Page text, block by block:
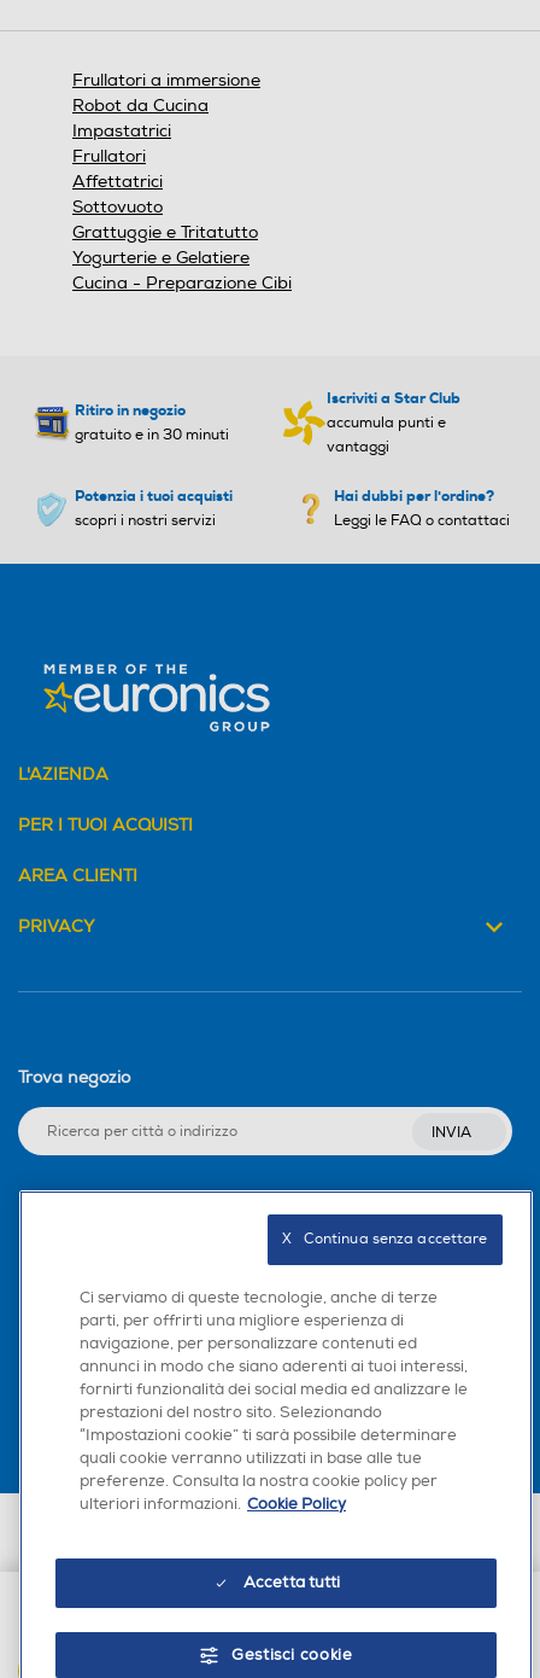
AGGIUNGI AL CARRELLO
Frullatori a immersione
Robot da Cucina
Impastatrici
Frullatori
Affettatrici
Sottovuoto
Grattuggie e Tritatutto
Yogurterie e Gelatiere
Cucina - Preparazione Cibi
Ritiro in negozio
gratuito e in 30 minuti
Iscriviti a Star Club
accumula punti e
vantaggi
Potenzia i tuoi acquisti
scopri i nostri servizi
Hai dubbi per l'ordine?
Leggi le FAQ o contattaci
L'AZIENDA
PER I TUOI ACQUISTI
AREA CLIENTI
PRIVACY
Trova negozio
INVIA
Scarica la nostra app
n. 13337170156. Codice intermediario SDI: HHBD9AK. Vendite soggette
agli Artt. 45 e ss del Codice del Consumo in tema di Diritti dei
Ci serviamo di queste tecnologie, anche di terze
parti, per offrirti una migliore esperienza di
navigazione, per personalizzare contenuti ed
annunci in modo che siano aderenti ai tuoi interessi,
fornirti funzionalità dei social media ed analizzare le
prestazioni del nostro sito. Selezionando
“Impostazioni cookie” ti sarà possibile determinare
quali cookie verranno utilizzati in base alle tue
preferenze. Consulta la nostra cookie policy per
ulteriori informazioni. Cookie Policy
Accetta tutti
Gestisci cookie
X   Continua senza accettare